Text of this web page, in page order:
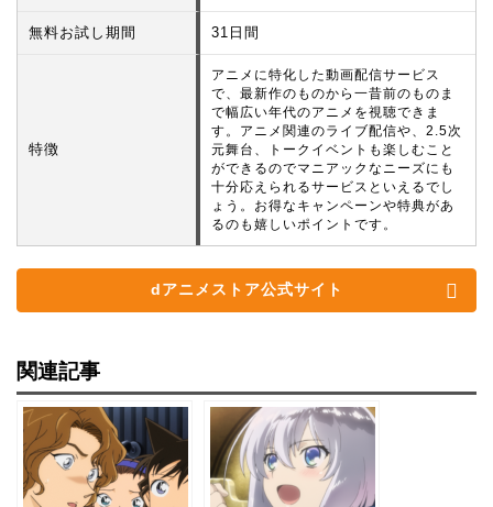
無料お試し期間 31日間
特徴
アニメに特化した動画配信サービス
で、最新作のものから一昔前のものま
で幅広い年代のアニメを視聴できま
す。アニメ関連のライブ配信や、2.5次
元舞台、トークイベントも楽しむこと
ができるのでマニアックなニーズにも
十分応えられるサービスといえるでし
ょう。お得なキャンペーンや特典があ
るのも嬉しいポイントです。
dアニメストア公式サイト
関連記事